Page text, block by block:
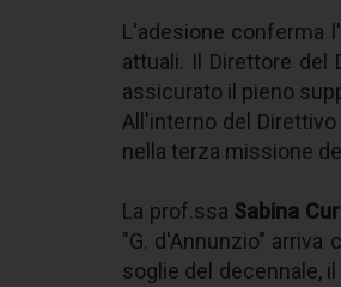
L'adesione conferma
attuali. Il Direttore del
assicurato il pieno
All'interno del
nella terza missione
La prof.ssa Sabina
"G. d'Annunzio"
soglie del decennale,